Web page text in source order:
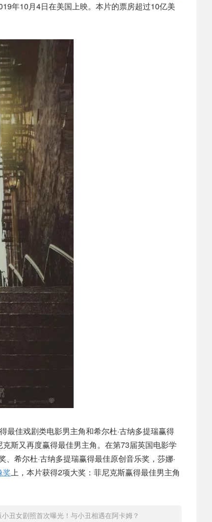
年10月4日在美国上映。本片的票房超过10亿美
最佳戏剧类电影男主角和希尔杜·古纳多提瑞赢得
克斯又再度赢得最佳男主角。在第73届英国电影学
希尔杜·古纳多提瑞赢得最佳原创音乐奖，莎娜·
奖上，本片获得2项大奖：菲尼克斯赢得最佳男主角
丑女剧照首次曝光！与小丑相遇在阿卡姆？